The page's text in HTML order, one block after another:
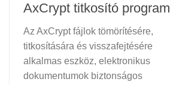
AxCrypt titkosító program
Az AxCrypt fájlok tömörítésére,
titkosítására és visszafejtésére
alkalmas eszköz, elektronikus
dokumentumok biztonságos